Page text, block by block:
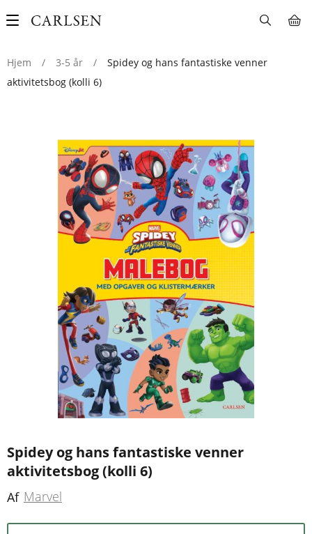
Main
Hjem
/ 3-5 år /
Spidey og hans fantastiske venner
aktivitetsbog (kolli 6)
Spidey og hans fantastiske venner
aktivitetsbog (kolli 6)
Af Marvel